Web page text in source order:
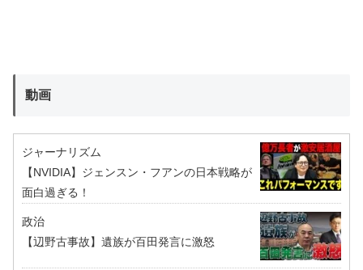
動画
ジャーナリズム
【NVIDIA】ジェンスン・フアンの日本戦略が
面白過ぎる！
政治
【辺野古事故】遺族が百田発言に激怒